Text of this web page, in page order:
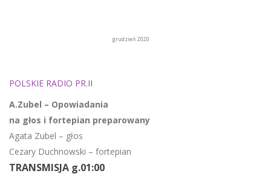
grudzień 2020
POLSKIE RADIO PR.II
A.Zubel – Opowiadania
na głos i fortepian preparowany
Agata Zubel – głos
Cezary Duchnowski – fortepian
TRANSMISJA g.01:00